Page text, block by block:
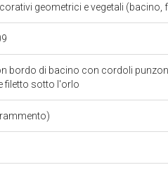
geometrici e vegetali
bordo di bacino con cordoli
filetto sotto l'orlo